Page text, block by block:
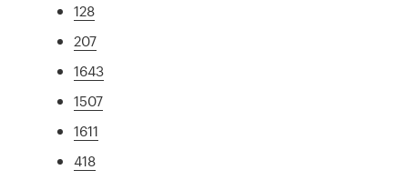
128
207
1643
1507
1611
418